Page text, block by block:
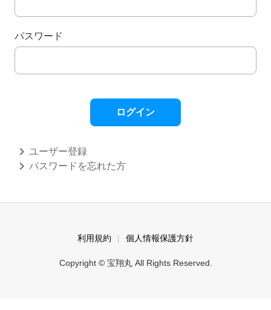
パスワード
ログイン
chevron_right ユーザー登録
chevron_right パスワードを忘れた方
利用規約 個人情報保護方針
Copyright © 宝翔丸 All Rights Reserved.